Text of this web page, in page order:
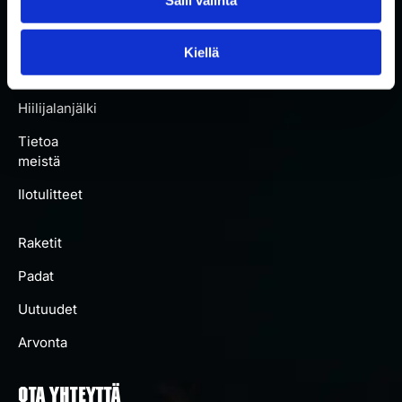
Kiellä
padat
Artikkelit
Hiilijalanjälki
Tietoa
meistä
Ilotulitteet
Raketit
Padat
Uutuudet
Arvonta
OTA YHTEYTTÄ